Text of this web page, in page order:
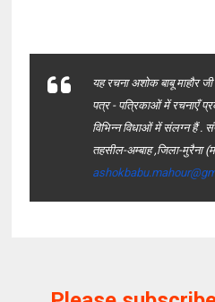
यह रचना अशोक बाबू माहौर जी
पत्र - पत्रिकाओं में रचनाएँ
विभिन्न विधाओं में संलग्न हैं .
तहसील-अम्बाह ,जिला-मुरैना